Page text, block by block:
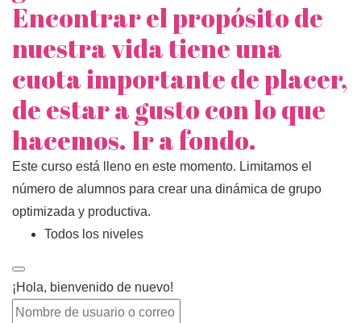
Encontrar el propósito de
nuestra vida tiene una
cuota importante de placer,
de estar a gusto con lo que
hacemos. Ir a fondo.
Este curso está lleno en este momento. Limitamos el
número de alumnos para crear una dinámica de grupo
optimizada y productiva.
Todos los niveles
¡Hola, bienvenido de nuevo!